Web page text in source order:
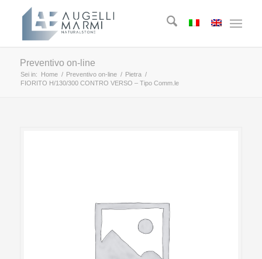
Preventivo on-line
Sei in: Home / Preventivo on-line / Pietra /
FIORITO H/130/300 CONTRO VERSO – Tipo Comm.le